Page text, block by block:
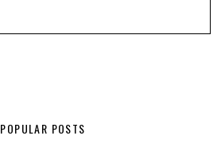
POPULAR POSTS